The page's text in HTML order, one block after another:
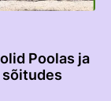
Poolas ja